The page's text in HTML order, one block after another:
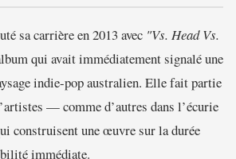
sa carrière en 2013 avec "Vs. Head Vs.
qui avait immédiatement signalé une
indie-pop australien. Elle fait partie
— comme d’autres dans l’écurie
construisent une œuvre sur la durée
immédiate.